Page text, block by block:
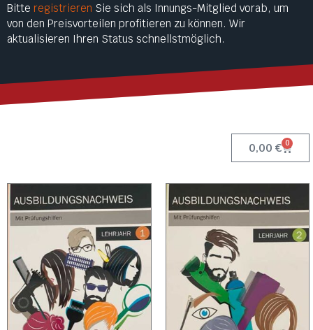
Bitte registrieren Sie sich als Innungs-Mitglied vorab, um
von den Preisvorteilen profitieren zu können. Wir
aktualisieren Ihren Status schnellstmöglich.
0,00 € 0